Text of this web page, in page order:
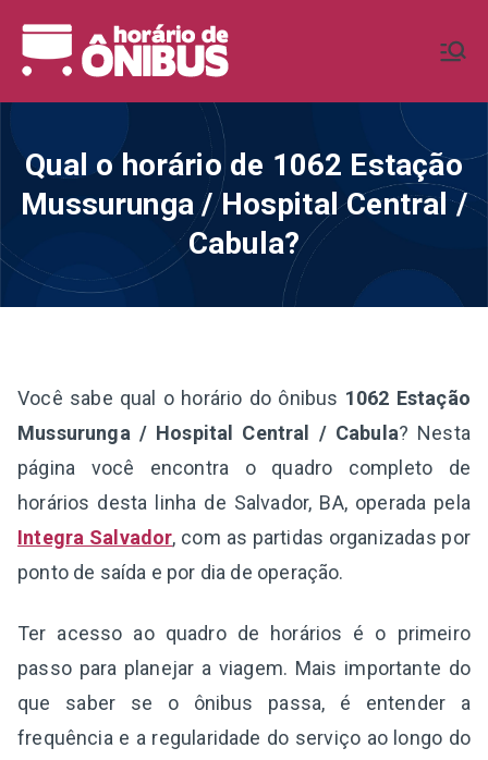
para
Ônibus BR
Horários de Ônibus de todo o
Qual o horário de 1062 Estação
Mussurunga / Hospital Central /
Cabula?
Você sabe qual o horário do ônibus 1062 Estação
Mussurunga / Hospital Central / Cabula? Nesta
página você encontra o quadro completo de
horários desta linha de Salvador, BA, operada pela
Integra Salvador, com as partidas organizadas por
ponto de saída e por dia de operação.
Ter acesso ao quadro de horários é o primeiro
passo para planejar a viagem. Mais importante do
que saber se o ônibus passa, é entender a
frequência e a regularidade do serviço ao longo do